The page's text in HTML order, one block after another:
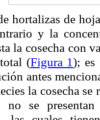
hortalizas de
y la
la cosecha con
(Figura 1); es
antes
la cosecha
no se